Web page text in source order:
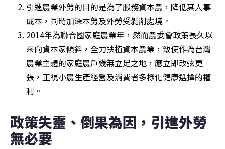
引進農業外勞的目的是為了服務資本農，降低其人事
成本，同時加深本勞及外勞受剝削處境。
2014年為聯合國家庭農業年，然而農委會政策長久以
來向資本家傾斜，全力扶植資本農業，致使作為台灣
農業主體的家庭農戶幾無立足之地，應立即改弦更
張，正視小農生產經營及消費者多樣化健康選擇的權
利。
政策失靈、倒果為因，引進外勞
無必要